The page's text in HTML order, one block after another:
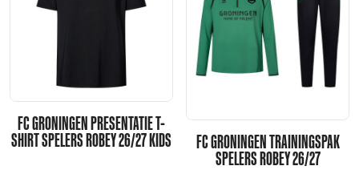
FC GRONINGEN PRESENTATIE T-
SHIRT SPELERS ROBEY 26/27 KIDS FC GRONINGEN TRAININGSPAK
SPELERS ROBEY 26/27